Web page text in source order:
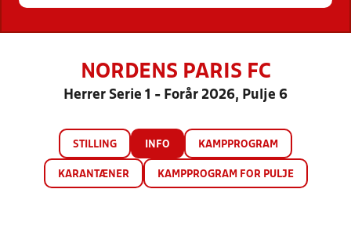
NORDENS PARIS FC
Herrer Serie 1 - Forår 2026, Pulje 6
STILLING INFO KAMPPROGRAM
KARANTÆNER KAMPPROGRAM FOR PULJE